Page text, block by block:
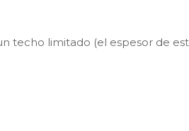
techo limitado (el espesor de